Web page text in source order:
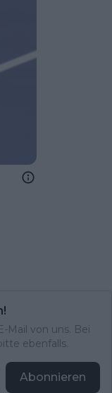
Mail von uns. Bei
ebenfalls.
Abonnieren